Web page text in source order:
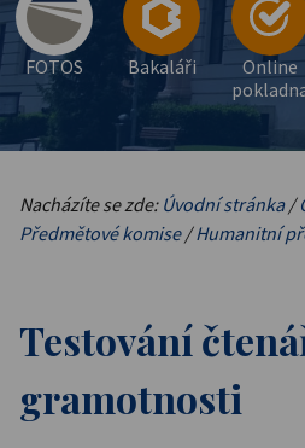
FOTOS Bakaláři
Online
Nacházíte se zde: Úvodní stránka/
Předmětové komise/Humanitní
Testování
gramotnosti